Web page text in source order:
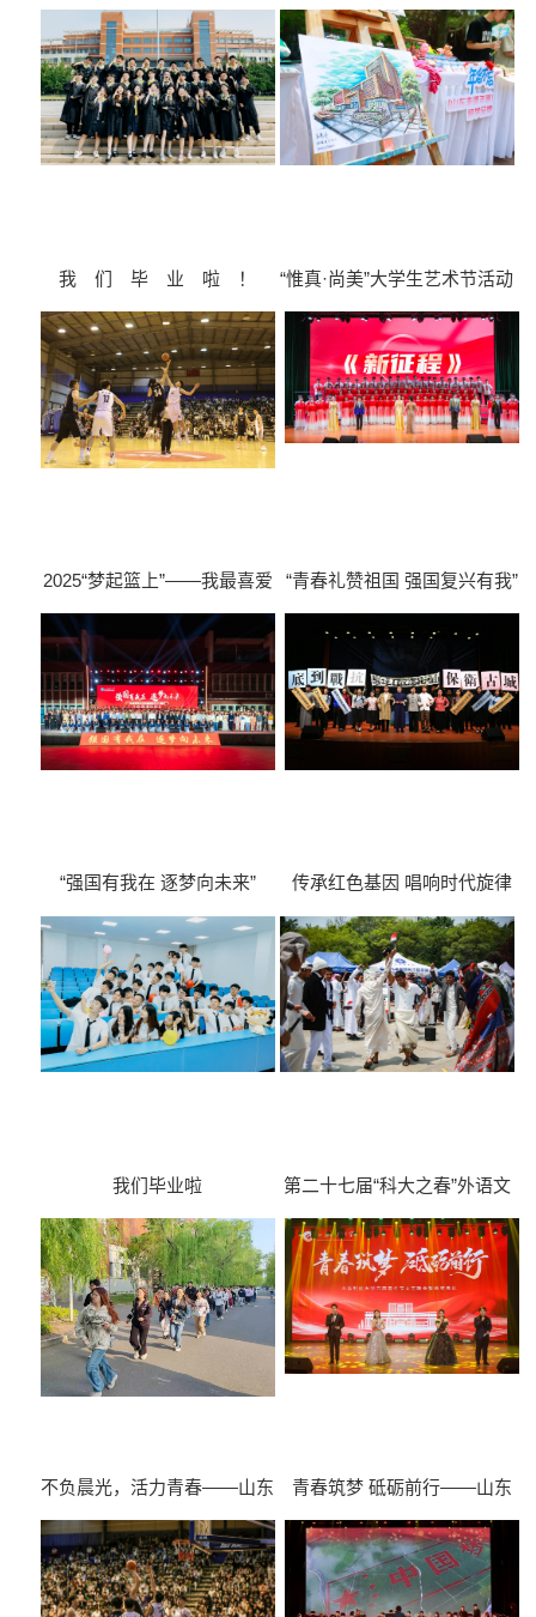
新程”大学生合唱比赛
园跑开跑
我 们 毕 业 啦 ！
“惟真·尚美”大学生艺术节活动
之艺术市集开市
2025“梦起篮上”——我最喜爱
的篮球队员对抗赛
“青春礼赞祖国 强国复兴有我”
大学生合唱比赛
“强国有我在 逐梦向未来”
2024级新生文艺晚会
传承红色基因 唱响时代旋律
——红色歌剧《野火春风斗古
城》
我们毕业啦
第二十七届“科大之春”外语文
化艺术节开幕式暨异域风情游
园活动
不负晨光，活力青春——山东
科技大学多样式“晨光健身行”
活动开启
青春筑梦 砥砺前行——山东
科技大学五四青年节文艺晚会